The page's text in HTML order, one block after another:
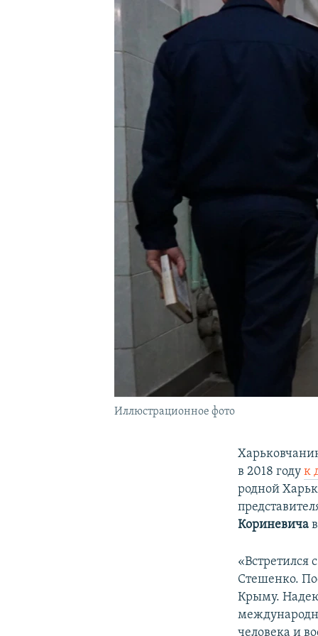
УКРАИНСКАЯ ПРОБЛЕМА КРЫМА
Иллюстрационное фото
в 2018 годук
родной
Кориневича
Стешенко.
Крыму.
человека и